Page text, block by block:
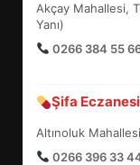
Akçay Mahallesi,
Yanı)
0266 384 55
Şifa Eczanesi
Altınoluk
0266 396 33
6
7